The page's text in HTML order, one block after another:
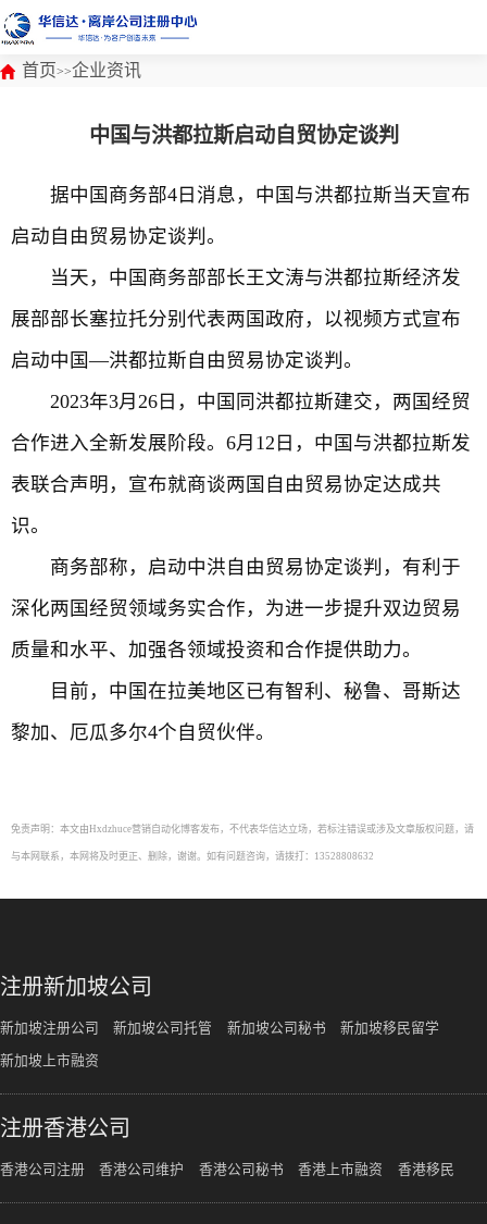
首页>>企业资讯
中国与洪都拉斯启动自贸协定谈判
据中国商务部4日消息，中国与洪都拉斯当天宣布
启动自由贸易协定谈判。
当天，中国商务部部长王文涛与洪都拉斯经济发
展部部长塞拉托分别代表两国政府，以视频方式宣布
启动中国—洪都拉斯自由贸易协定谈判。
2023年3月26日，中国同洪都拉斯建交，两国经贸
合作进入全新发展阶段。6月12日，中国与洪都拉斯发
表联合声明，宣布就商谈两国自由贸易协定达成共
识。
商务部称，启动中洪自由贸易协定谈判，有利于
深化两国经贸领域务实合作，为进一步提升双边贸易
质量和水平、加强各领域投资和合作提供助力。
目前，中国在拉美地区已有智利、秘鲁、哥斯达
黎加、厄瓜多尔4个自贸伙伴。
免责声明：本文由Hxdzhuce营销自动化博客发布，不代表华信达立场，若标注错误或涉及文章版权问题，请
与本网联系，本网将及时更正、删除，谢谢。如有问题咨询，请拨打：13528808632
注册新加坡公司
新加坡注册公司 新加坡公司托管 新加坡公司秘书 新加坡移民留学
新加坡上市融资
注册香港公司
香港公司注册 香港公司维护 香港公司秘书 香港上市融资 香港移民